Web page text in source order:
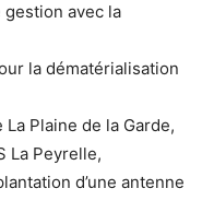
gestion avec la
la dématérialisation
Plaine de la Garde,
La Peyrelle,
d’une antenne